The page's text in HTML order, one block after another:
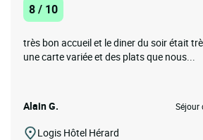
8 / 10
très bon accueil et le diner du soir était
une carte variée et des plats que nous...
Alain G. Séjour
Logis Hôtel Hérard